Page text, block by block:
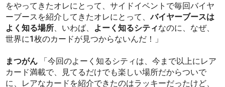
をやってきたオレにとって、サイドイベントで毎回バイヤ
ーブースを紹介してきたオレにとって、バイヤーブースは
よく知る場所 、いわば、 よーく知るシティなのに、なぜ、
世界に1枚のカードが見つからないんだ！」
まつがん 「今回のよーく知るシティは、今まで以上にレア
カード満載で、見てるだけでも楽しい場所だからついで
に、レアなカードを紹介できたのはラッキーだったけど、